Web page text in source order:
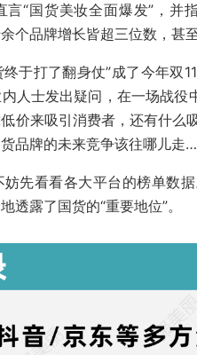
言“国货美妆全面爆发”，并
个品牌增长皆超三位数，甚
终于打了翻身仗”成了今年双
人士发出疑问，在一场战役
价来吸引消费者，还有什么
品牌的未来竞争该往哪儿走
先看看各大平台的榜单数
透露了国货的“重要地位”。